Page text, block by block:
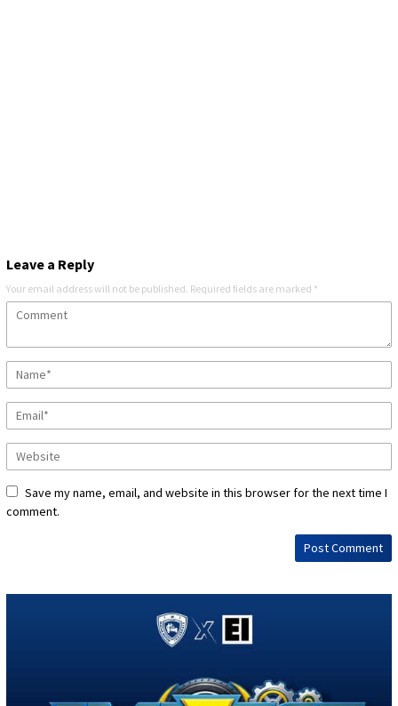
Leave a Reply
Your email address will not be published. Required fields are marked *
Save my name, email, and website in this browser for the next time I
comment.